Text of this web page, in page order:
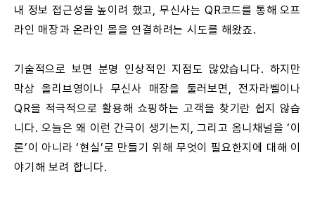
내 정보 접근성을 높이려 했고, 무신사는 QR코드를 통해 오프
라인 매장과 온라인 몰을 연결하려는 시도를 해왔죠.
기술적으로 보면 분명 인상적인 지점도 많았습니다. 하지만
막상 올리브영이나 무신사 매장을 둘러보면, 전자라벨이나
QR을 적극적으로 활용해 쇼핑하는 고객을 찾기란 쉽지 않습
니다. 오늘은 왜 이런 간극이 생기는지, 그리고 옴니채널을 ‘이
론’이 아니라 ‘현실’로 만들기 위해 무엇이 필요한지에 대해 이
야기해 보려 합니다.